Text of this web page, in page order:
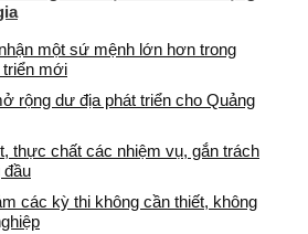
một sứ mệnh lớn hơn trong
mới
rộng dư địa phát triển cho Quảng
thực chất các nhiệm vụ, gắn trách
đầu
các kỳ thi không cần thiết, không